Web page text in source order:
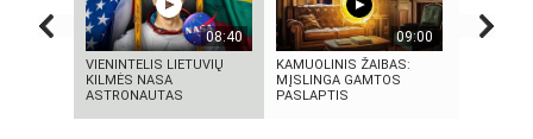
08:40
VIENINTELIS LIETUVIŲ
KILMĖS NASA
ASTRONAUTAS
09:00
KAMUOLINIS ŽAIBAS:
MĮSLINGA GAMTOS
PASLAPTIS